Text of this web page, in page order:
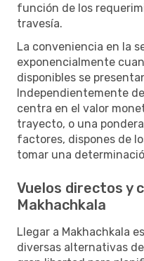
función de los
travesía.
La conveniencia en la
exponencialmente
disponibles se
Independientemente
centra en el valor
trayecto, o una
factores, dispones de
tomar una
Vuelos directos y
Makhachkala
Llegar a Makhachkala
diversas alternativas